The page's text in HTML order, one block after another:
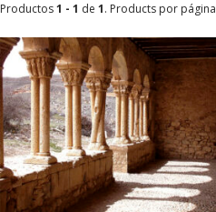
Productos1 - 1 de 1. Products por página